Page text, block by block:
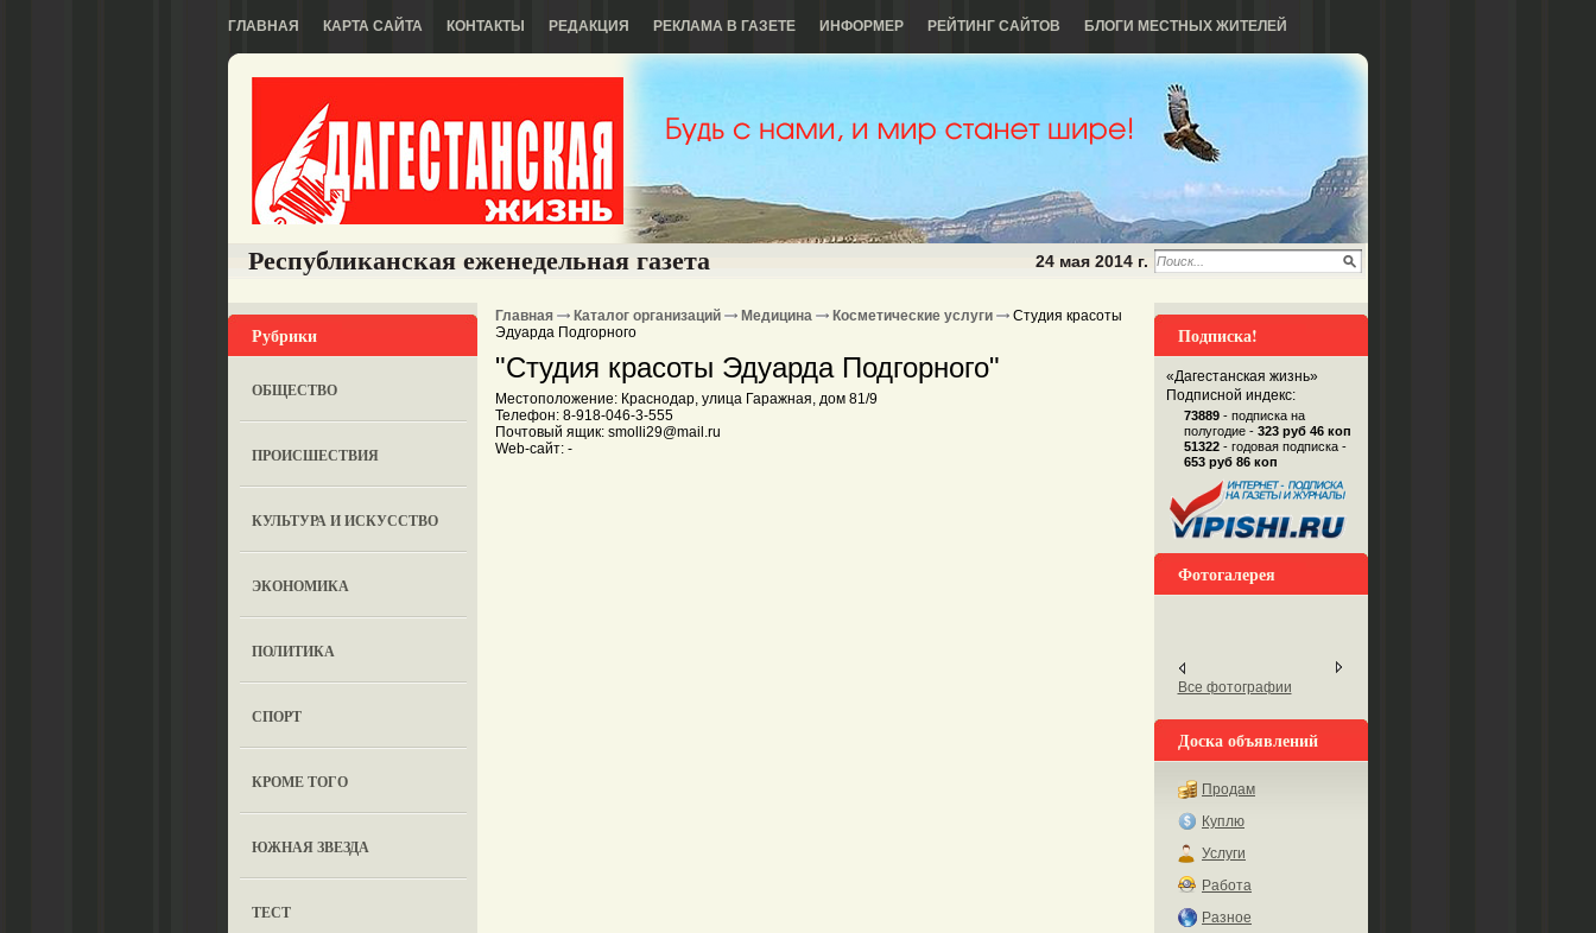
ГЛАВНАЯ КАРТА САЙТА КОНТАКТЫ РЕДАКЦИЯ РЕКЛАМА В ГАЗЕТЕ ИНФОРМЕР РЕЙТИНГ САЙТОВ БЛОГИ МЕСТНЫХ ЖИТЕЛЕЙ
Республиканская еженедельная газета 24 мая 2014 г.
Рубрики
ОБЩЕСТВО
ПРОИСШЕСТВИЯ
КУЛЬТУРА И ИСКУССТВО
ЭКОНОМИКА
ПОЛИТИКА
СПОРТ
КРОМЕ ТОГО
ЮЖНАЯ ЗВЕЗДА
ТЕСТ
Главная Каталог организаций Медицина Косметические услуги
Студия красоты
Эдуарда Подгорного
"Студия красоты Эдуарда Подгорного"
Местоположение: Краснодар, улица Гаражная, дом 81/9
Телефон: 8-918-046-3-555
Почтовый ящик: smolli29@mail.ru
Web-сайт: -
Подписка!
«Дагестанская жизнь»
Подписной индекс:
73889 - подписка на
полугодие - 323 руб 46 коп
51322 - годовая подписка -
653 руб 86 коп
Фотогалерея
Все фотографии
Доска объявлений
Продам
Куплю
Услуги
Работа
Разное